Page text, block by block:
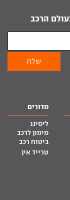
הרכב
מדורים
ליסינג
מימון לרכב
ביטוח רכב
טרייד אין